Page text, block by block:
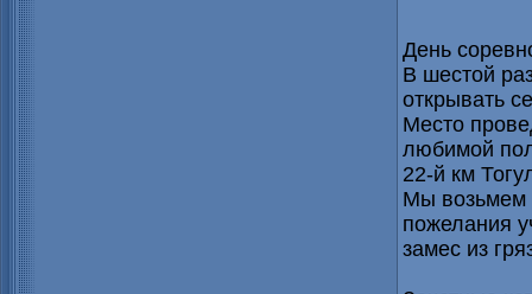
День
В шестой
открывать
Место
любимой
22-й км
Мы возьмем
пожелания
замес из